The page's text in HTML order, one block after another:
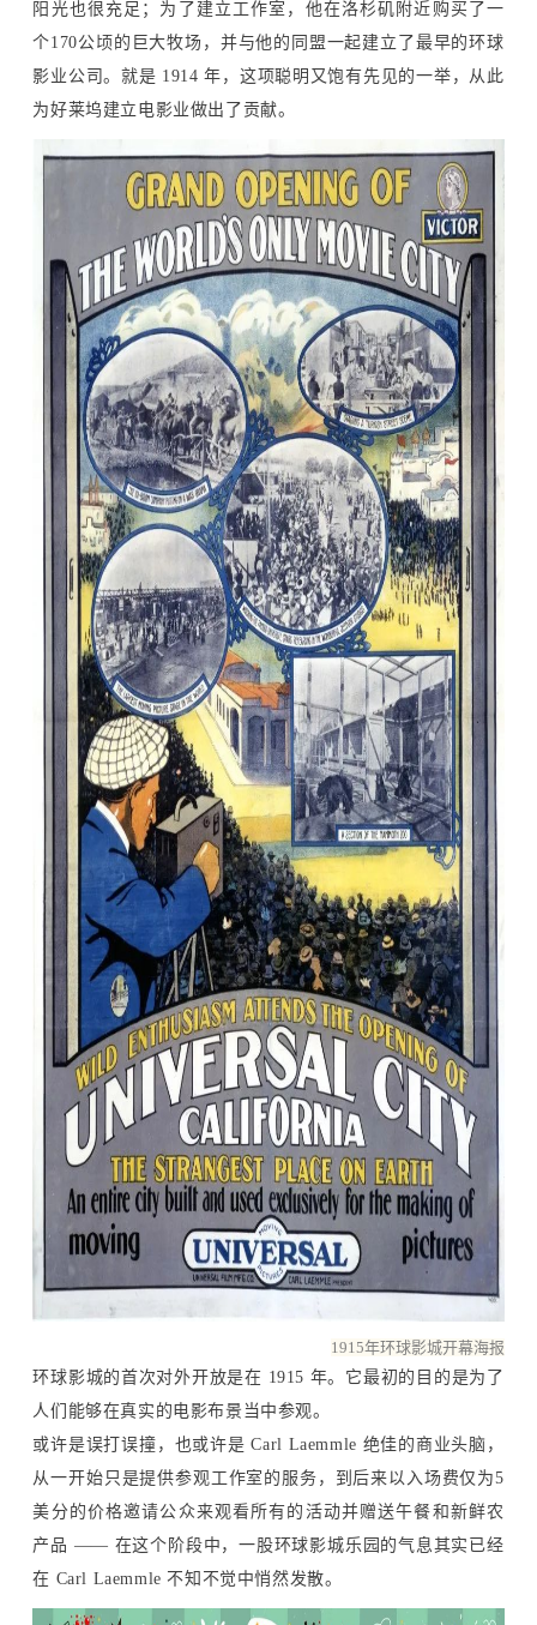
阳光也很充足；为了建立工作室，他在洛杉矶附近购买了一
个170公顷的巨大牧场，并与他的同盟一起建立了最早的环球
影业公司。就是 1914 年，这项聪明又饱有先见的一举，从此
为好莱坞建立电影业做出了贡献。
1915年环球影城开幕海报
环球影城的首次对外开放是在 1915 年。它最初的目的是为了
人们能够在真实的电影布景当中参观。
或许是误打误撞，也或许是 Carl Laemmle 绝佳的商业头脑，
从一开始只是提供参观工作室的服务，到后来以入场费仅为5
美分的价格邀请公众来观看所有的活动并赠送午餐和新鲜农
产品 —— 在这个阶段中，一股环球影城乐园的气息其实已经
在 Carl Laemmle 不知不觉中悄然发散。